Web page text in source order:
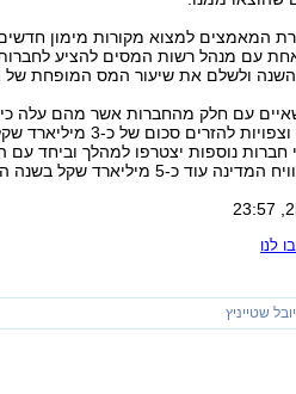
המאמצים למצוא מקורות מימון
עם מנהל רשות המסים להציע לחברות
השנה ולשלם את שיעור המס המופחת
עם חלק מהחברות אשר מהם עלה כי
לשתף פעולה עם המהלך וצפויות להזרים
חברות נוספות יצטרפו למהלך וביחד
למלחמה בהון השחור תרוויח המדינה עוד כ-5
לנו
יובל שטייניץ